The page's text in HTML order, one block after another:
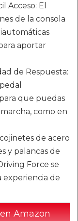
Acceso: El
de la consola
aportar
de Respuesta:
que puedas
como en
de acero
y palancas de
Force se
experiencia de
Amazon